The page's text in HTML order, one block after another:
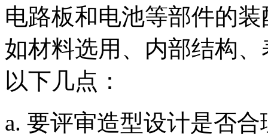
电路板和电池等部件的
如材料选用、内部结构
以下几点：
a. 要评审造型设计是否